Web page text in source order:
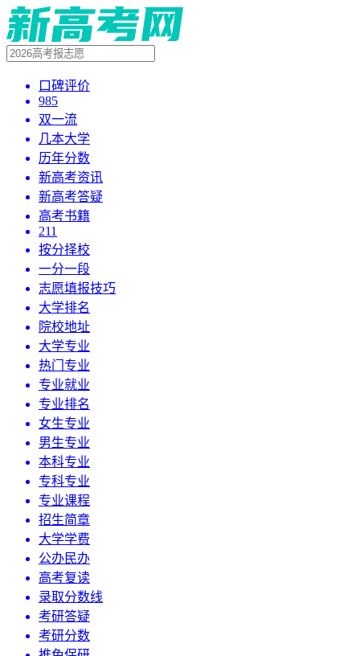
口碑评价
985
双一流
几本大学
历年分数
新高考资讯
新高考答疑
高考书籍
211
按分择校
一分一段
志愿填报技巧
大学排名
院校地址
大学专业
热门专业
专业就业
专业排名
女生专业
男生专业
本科专业
专科专业
专业课程
招生简章
大学学费
公办民办
高考复读
录取分数线
考研答疑
考研分数